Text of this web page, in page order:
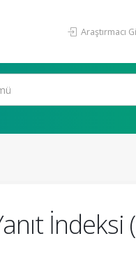
Araştırmacı
İndeksi